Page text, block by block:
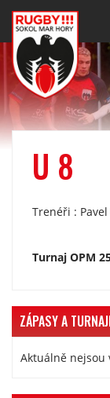
U 8
Trenéři : Pavel
Turnaj OPM
ZÁPASY A
Aktuálně nejsou